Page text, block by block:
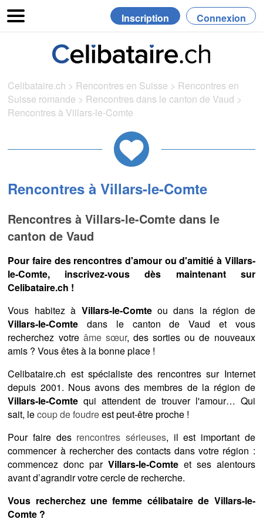
Inscription Connexion
Celibataire.ch > Rencontres en Suisse > Rencontres en
Suisse romande > Rencontres dans le canton de Vaud >
Rencontres à Villars-le-Comte
Rencontres à Villars-le-Comte
Rencontres à Villars-le-Comte dans le
canton de Vaud
Pour faire des rencontres d'amour ou d'amitié à Villars-
le-Comte, inscrivez-vous dès maintenant sur
Celibataire.ch !
Vous habitez à Villars-le-Comteou dans la région de
Villars-le-Comte dans le canton de Vaud et vous
recherchez votre âme sœur, des sorties ou de nouveaux
amis ? Vous êtes à la bonne place !
Celibataire.ch est spécialiste des rencontres sur Internet
depuis 2001. Nous avons des membres de la région de
Villars-le-Comte qui attendent de trouver l'amour… Qui
sait, lecoup de foudreest peut-être proche !
Pour faire des rencontres sérieuses, il est important de
commencer à rechercher des contacts dans votre région :
commencez donc par Villars-le-Comte et ses alentours
avant d’agrandir votre cercle de recherche.
Vous recherchez une femme célibataire de Villars-le-
Comte ?